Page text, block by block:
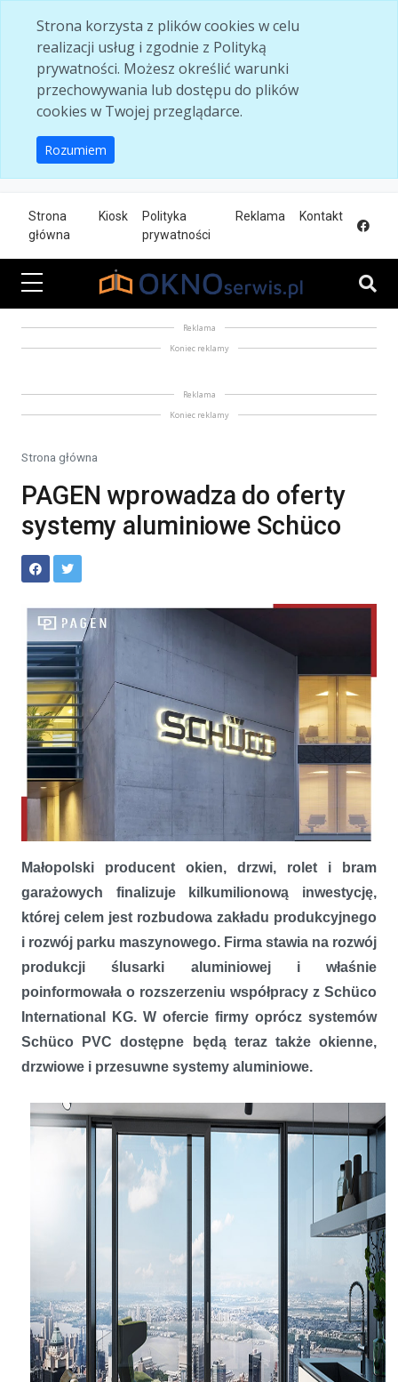
Strona korzysta z plików cookies w celu
realizacji usług i zgodnie z Polityką
prywatności. Możesz określić warunki
przechowywania lub dostępu do plików
cookies w Twojej przeglądarce.
Rozumiem
Strona
główna
Kiosk
Polityka
prywatności
Reklama Kontakt
Reklama
Koniec reklamy
Reklama
Koniec reklamy
Strona główna
PAGEN wprowadza do oferty
systemy aluminiowe Schüco
Małopolski producent okien, drzwi, rolet i bram
garażowych finalizuje kilkumilionową inwestycję,
której celem jest rozbudowa zakładu produkcyjnego
i rozwój parku maszynowego. Firma stawia na rozwój
produkcji ślusarki aluminiowej i właśnie
poinformowała o rozszerzeniu współpracy z Schüco
International KG. W ofercie firmy oprócz systemów
Schüco PVC dostępne będą teraz także okienne,
drzwiowe i przesuwne systemy aluminiowe.